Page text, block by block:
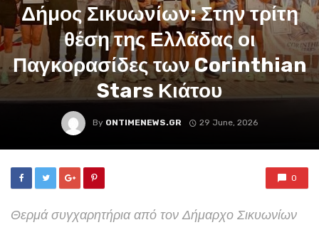
Δήμος Σικυωνίων: Στην τρίτη
θέση της Ελλάδας οι
Παγκορασίδες των Corinthian
Stars Κιάτου
By ONTIMENEWS.GR 29 June, 2026
0
Θερμά συγχαρητήρια από τον Δήμαρχο Σικυωνίων